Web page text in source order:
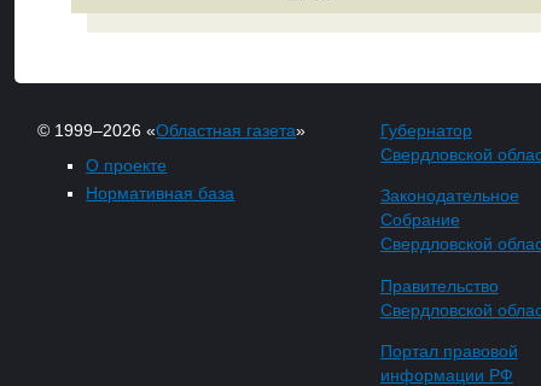
© 1999–2026 «Областная газета»
О проекте
Нормативная база
Губернатор
Свердловской
Законодательное
Собрание
Свердловской
Правительство
Свердловской
Портал правовой
информации РФ